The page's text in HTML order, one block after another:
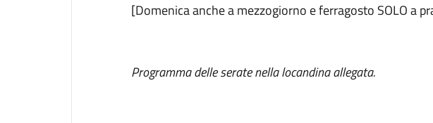
[Domenica anche a mezzogiorno e ferragosto SOLO a
Programma delle serate nella locandina allegata.